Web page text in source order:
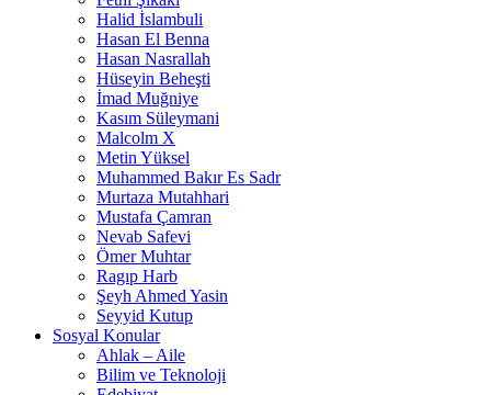
Halid İslambuli
Hasan El Benna
Hasan Nasrallah
Hüseyin Beheşti
İmad Muğniye
Kasım Süleymani
Malcolm X
Metin Yüksel
Muhammed Bakır Es Sadr
Murtaza Mutahhari
Mustafa Çamran
Nevab Safevi
Ömer Muhtar
Ragıp Harb
Şeyh Ahmed Yasin
Seyyid Kutup
Sosyal Konular
Ahlak – Aile
Bilim ve Teknoloji